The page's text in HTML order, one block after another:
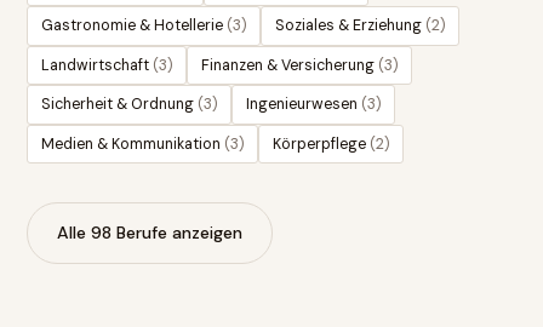
Gastronomie & Hotellerie (3) Soziales & Erziehung (2)
Landwirtschaft (3) Finanzen & Versicherung (3)
Sicherheit & Ordnung (3) Ingenieurwesen (3)
Medien & Kommunikation (3) Körperpflege (2)
Alle98 Berufe anzeigen